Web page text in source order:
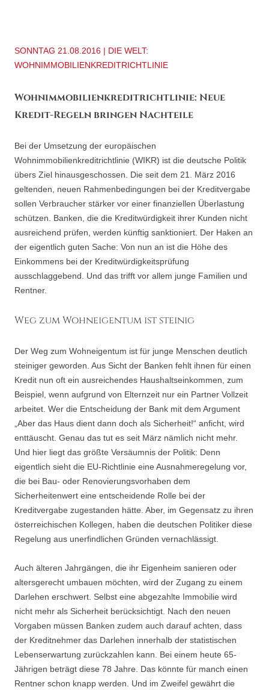
SONNTAG 21.08.2016 | DIE WELT:
WOHNIMMOBILIENKREDITRICHTLINIE
Wohnimmobilienkreditrichtlinie: Neue
Kredit-Regeln bringen Nachteile
Bei der Umsetzung der europäischen
Wohnimmobilienkreditrichtlinie (WIKR) ist die deutsche Politik
übers Ziel hinausgeschossen. Die seit dem 21. März 2016
geltenden, neuen Rahmenbedingungen bei der Kreditvergabe
sollen Verbraucher stärker vor einer finanziellen Überlastung
schützen. Banken, die die Kreditwürdigkeit ihrer Kunden nicht
ausreichend prüfen, werden künftig sanktioniert. Der Haken an
der eigentlich guten Sache: Von nun an ist die Höhe des
Einkommens bei der Kreditwürdigkeitsprüfung
ausschlaggebend. Und das trifft vor allem junge Familien und
Rentner.
Weg zum Wohneigentum ist steinig
Der Weg zum Wohneigentum ist für junge Menschen deutlich
steiniger geworden. Aus Sicht der Banken fehlt ihnen für einen
Kredit nun oft ein ausreichendes Haushaltseinkommen, zum
Beispiel, wenn aufgrund von Elternzeit nur ein Partner Vollzeit
arbeitet. Wer die Entscheidung der Bank mit dem Argument
„Aber das Haus dient dann doch als Sicherheit!“ anficht, wird
enttäuscht. Genau das tut es seit März nämlich nicht mehr.
Und hier liegt das größte Versäumnis der Politik: Denn
eigentlich sieht die EU-Richtlinie eine Ausnahmeregelung vor,
die bei Bau- oder Renovierungsvorhaben dem
Sicherheitenwert eine entscheidende Rolle bei der
Kreditvergabe zugestanden hätte. Aber, im Gegensatz zu ihren
österreichischen Kollegen, haben die deutschen Politiker diese
Regelung aus unerfindlichen Gründen vernachlässigt.
Auch älteren Jahrgängen, die ihr Eigenheim sanieren oder
altersgerecht umbauen möchten, wird der Zugang zu einem
Darlehen erschwert. Selbst eine abgezahlte Immobilie wird
nicht mehr als Sicherheit berücksichtigt. Nach den neuen
Vorgaben müssen Banken zudem auch darauf achten, dass
der Kreditnehmer das Darlehen innerhalb der statistischen
Lebenserwartung zurückzahlen kann. Bei einem heute 65-
Jährigen beträgt diese 78 Jahre. Das könnte für manch einen
Rentner schon knapp werden. Und im Zweifel gewährt die